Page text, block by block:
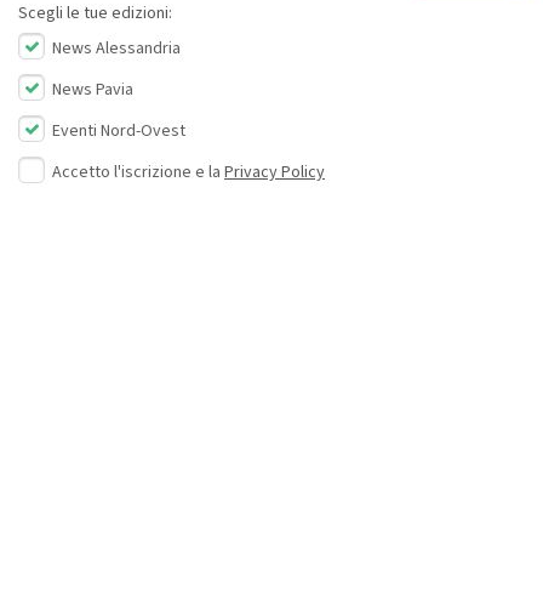
Scegli le tue edizioni:
News Alessandria
News Pavia
Eventi Nord-Ovest
Accetto l'iscrizione e la Privacy Policy